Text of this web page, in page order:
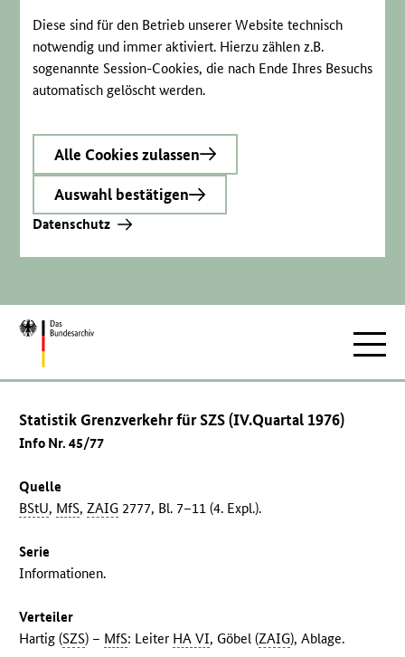
Diese sind für den Betrieb unserer Website technisch
notwendig und immer aktiviert. Hierzu zählen z.B.
sogenannte Session-Cookies, die nach Ende Ihres Besuchs
automatisch gelöscht werden.
Alle Cookies zulassen
Auswahl bestätigen
Datenschutz
Zur
Statistik Grenzverkehr für SZS (IV.Quartal 1976)
Info Nr. 45/77
Quelle
BStU, MfS,ZAIG 2777, Bl. 7–11 (4. Expl.).
Serie
Informationen.
Verteiler
Hartig (SZS) – MfS: Leiter HA VI, Göbel (ZAIG), Ablage.